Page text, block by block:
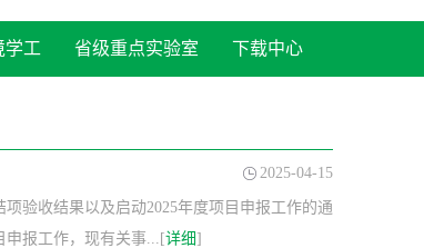
学工 省级重点实验室 下载中心
2025-04-15
验收结果以及启动2025年度项目申报工作的通
申报工作，现有关事...[详细]